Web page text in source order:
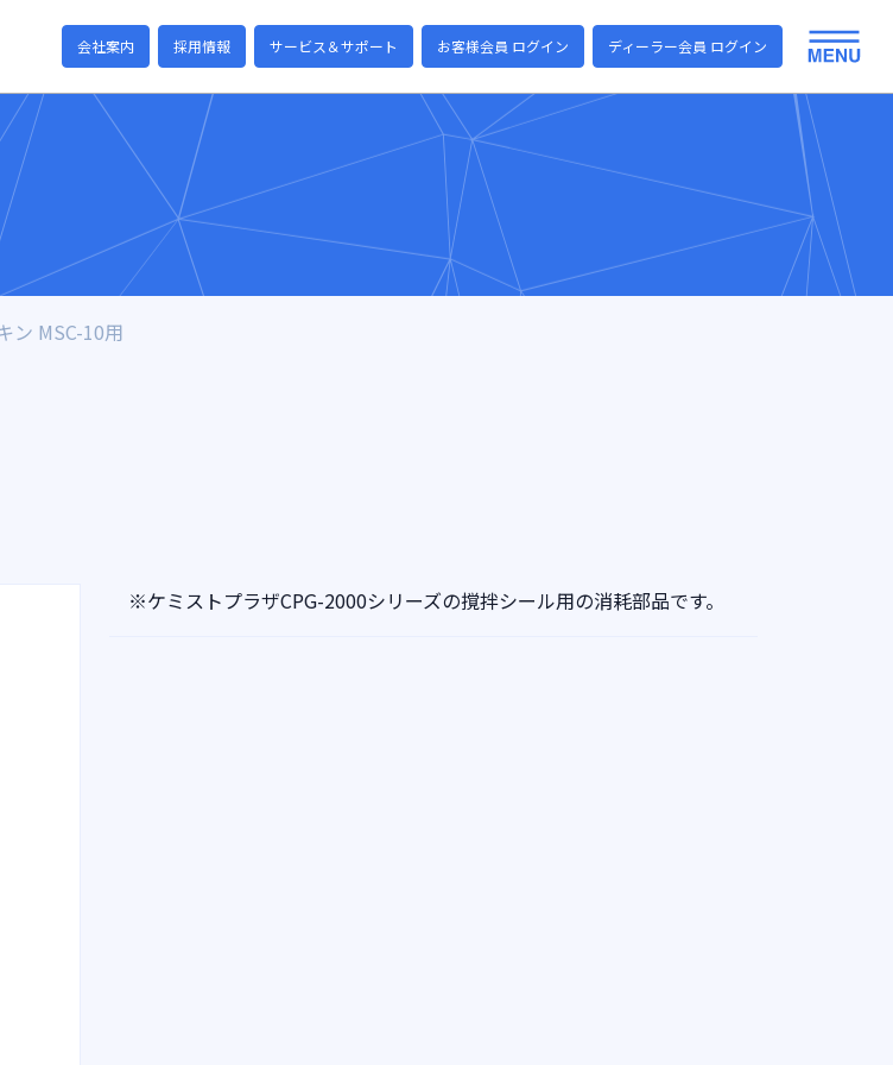
会社案内 採用情報 サービス＆サポート お客様会員 ログイン ディーラー会員 ログイン
ン MSC-10用
※ケミストプラザCPG-2000シリーズの撹拌シール用の消耗部品です。